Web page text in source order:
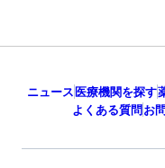
ニュース医療機関を探す
よくある質問お